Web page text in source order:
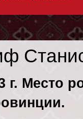
г. Место